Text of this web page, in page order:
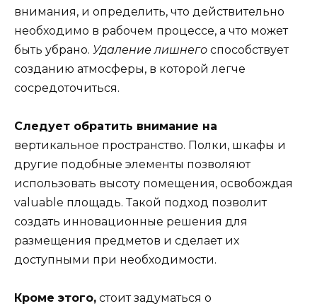
внимания, и определить, что действительно
необходимо в рабочем процессе, а что может
быть убрано. Удаление лишнего способствует
созданию атмосферы, в которой легче
сосредоточиться.
Следует обратить внимание на
вертикальное пространство. Полки, шкафы и
другие подобные элементы позволяют
использовать высоту помещения, освобождая
valuable площадь. Такой подход позволит
создать инновационные решения для
размещения предметов и сделает их
доступными при необходимости.
Кроме этого, стоит задуматься о